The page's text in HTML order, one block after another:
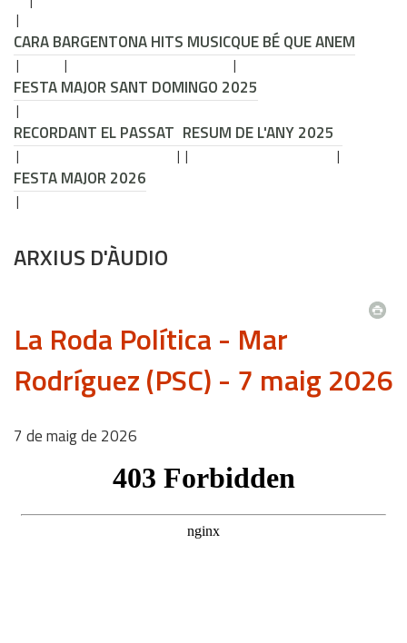
CARA BARGENTONA HITS MUSICQUE BÉ QUE ANEM
FESTA MAJOR SANT DOMINGO 2025
RECORDANT EL PASSAT RESUM DE L'ANY 2025
FESTA MAJOR 2026
ARXIUS D'ÀUDIO
La Roda Política - Mar
Rodríguez (PSC) - 7 maig 2026
7 demaigde 2026